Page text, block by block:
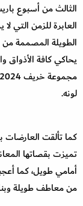
الثالث من أسبوع
العابرة للزمن
الطويلة المصممة من
يحاكي كافة الأذواق
لونه.
كما تألقت العارضات
تميزت بقصاتها
أمامي طويل، كما
من معاطف طويلة